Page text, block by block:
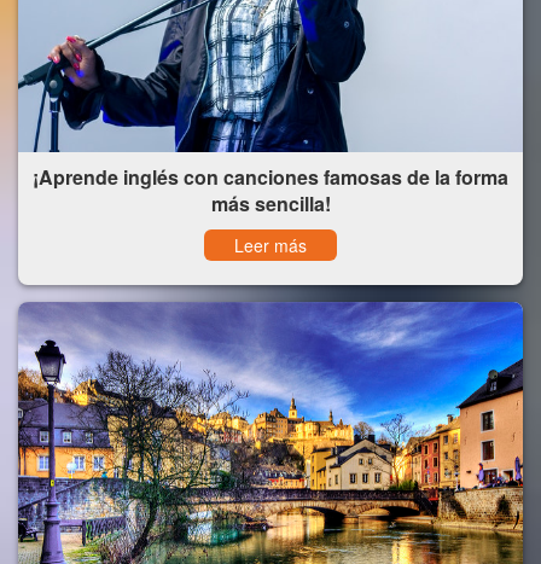
¡Aprende inglés con canciones famosas de la forma
más sencilla!
Leer más